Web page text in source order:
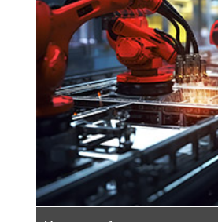
оборудования считаются
области инноваций. Их
впечатляет высочайшим
передовыми технологиями и
индивидуальными
здесь формируется будущее
промышленности -
перспективное.